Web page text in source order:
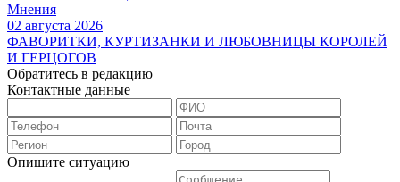
Мнения
02 августа 2026
ФАВОРИТКИ, КУРТИЗАНКИ И ЛЮБОВНИЦЫ КОРОЛЕЙ
И ГЕРЦОГОВ
Обратитесь в редакцию
Контактные данные
Опишите ситуацию